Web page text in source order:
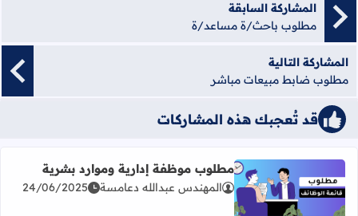
المشاركة السابقة
مطلوب باحث/ة مساعد/ة
المشاركة التالية
مطلوب ضابط مبيعات مباشر
قد تُعجبك هذه المشاركات
اقرأ المزيد عن مطلوب موظفة إدارية وموارد بشرية
مطلوب موظفة إدارية وموارد بشرية
المهندس عبدالله دعامسة 24/06/2025